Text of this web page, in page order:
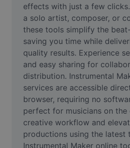
Video
Videohintergrund entfernen
Qualität verbessern
Videoeditor
Video zuschneiden
Untertitel zu Videos
Videokonverter
effects with just a few clicks.
a solo artist, composer, or
these tools simplify the
saving you time while
quality results. Experience
and easy sharing for
distribution. Instrumental
services are accessible
browser, requiring no
perfect for musicians on the
creative workflow and
productions using the latest
Instrumental Maker online